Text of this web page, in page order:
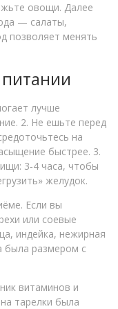
овощи. Далее
— салаты,
позволяет менять
лучше
2. Не ешьте перед
на
быстрее. 3.
3‑4 часа, чтобы
желудок.
Если вы
или соевые
индейка, нежирная
была размером с
витаминов и
тарелки была